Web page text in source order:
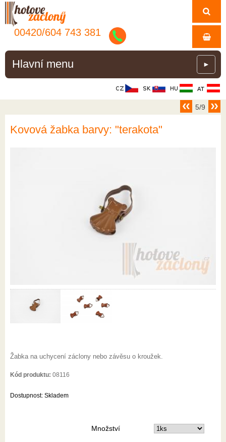
00420/604 743 381
Hlavní menu ►
5/9
Kovová žabka barvy: "terakota"
Žabka na uchycení záclony nebo závěsu o kroužek.
Kód produktu: 08116
Dostupnost: Skladem
Množství